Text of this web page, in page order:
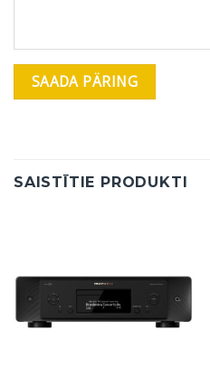
SAISTĪTIE PRODUKTI